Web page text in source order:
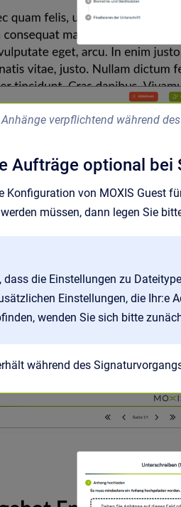
verpflichtend während
Aufträge optional
Konfiguration von MOXIS Guest
müssen, dann legen Sie
dass die Einstellungen zu
Einstellungen, die Ihr:e
wenden Sie sich bitte
während des